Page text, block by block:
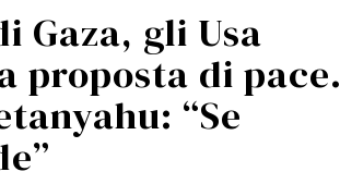
Gaza, gli Usa
proposta di pace.
“Se